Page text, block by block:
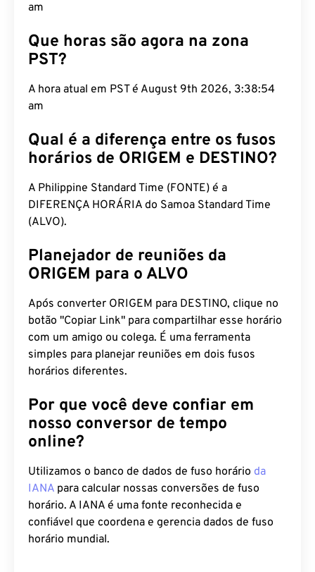
am
Que horas são agora na zona
PST?
A hora atual em PST é August 9th 2026, 3:38:55
am
Qual é a diferença entre os fusos
horários de ORIGEM e DESTINO?
A Philippine Standard Time (FONTE) é a
DIFERENÇA HORÁRIA do Samoa Standard Time
(ALVO).
Planejador de reuniões da
ORIGEM para o ALVO
Após converter ORIGEM para DESTINO, clique no
botão "Copiar Link" para compartilhar esse horário
com um amigo ou colega. É uma ferramenta
simples para planejar reuniões em dois fusos
horários diferentes.
Por que você deve confiar em
nosso conversor de tempo
online?
Utilizamos o banco de dados de fuso horário da
IANA para calcular nossas conversões de fuso
horário. A IANA é uma fonte reconhecida e
confiável que coordena e gerencia dados de fuso
horário mundial.